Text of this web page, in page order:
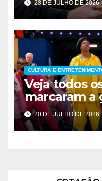
28 DE JULHO DE 2026
CULTURA E
Veja todos
marcaram a
Copa do
20 DE JULHO DE 2026